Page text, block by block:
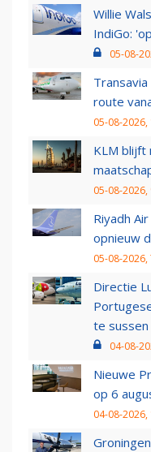
Willie
IndiGo:
05-08-
route
05-08-2026,
KLM blijft
05-08-2026,
Riyadh
opnieuw
05-08-2026,
Directie
te sussen
04-08-
Nieuwe
op 6
04-08-2026,